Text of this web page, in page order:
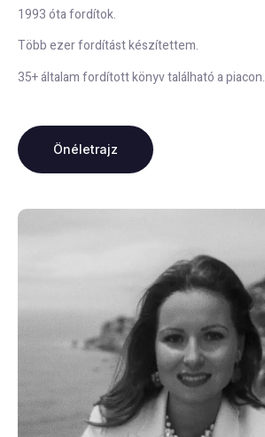
1993 óta fordítok.
Több ezer fordítást készítettem.
35+ általam fordított könyv található a piacon.
Önéletrajz